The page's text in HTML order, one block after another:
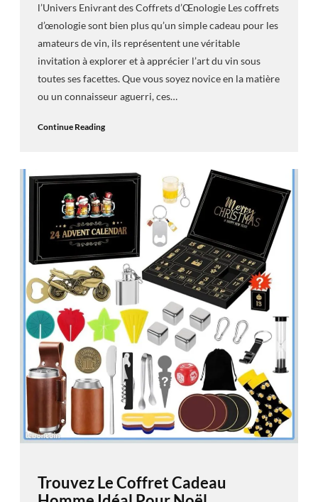
l’Univers Enivrant des Coffrets d’Œnologie Les coffrets
d’œnologie sont bien plus qu’un simple cadeau pour les
amateurs de vin, ils représentent une véritable
invitation à explorer et à apprécier l’art du vin sous
toutes ses facettes. Que vous soyez novice en la matière
ou un connaisseur aguerri, ces…
Continue Reading
Trouvez Le Coffret Cadeau